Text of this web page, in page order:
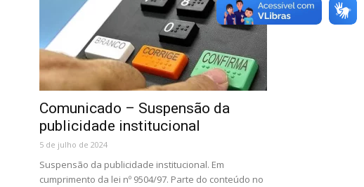
Comunicado – Suspensão da
publicidade institucional
5 de julho de 2024
Suspensão da publicidade institucional. Em
cumprimento da lei nº 9504/97. Parte do conteúdo no